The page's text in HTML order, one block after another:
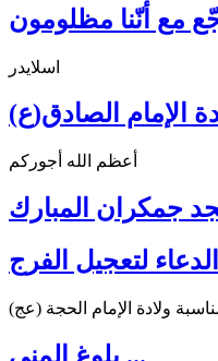
مع أنّنا مظلومون
اسلايدر
الإمام الصادق(ع)
أعظم الله أجوركم
جمكران المبارك
لتعجيل الفرج
ولادة الإمام الحجة (عج)